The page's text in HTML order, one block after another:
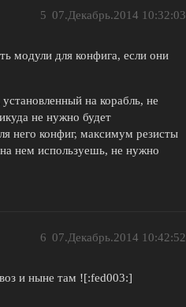
07.Декабрь.2014 10:32:03
5
модули для конфига, если они
на корабль, не
не нужно будет
него конфиг, максимум резисты
нем используешь, не нужно
07.Декабрь.2014 10:42:52
6
и ныне там ![:fed003:]